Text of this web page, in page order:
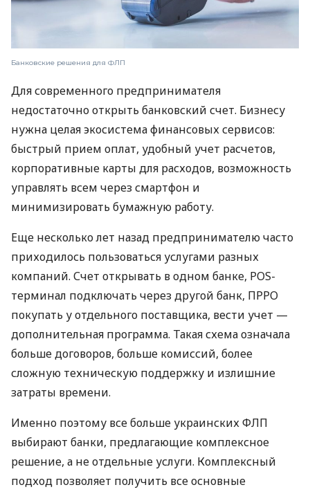
Банковские решения для ФЛП
Для современного предпринимателя
недостаточно открыть банковский счет. Бизнесу
нужна целая экосистема финансовых сервисов:
быстрый прием оплат, удобный учет расчетов,
корпоративные карты для расходов, возможность
управлять всем через смартфон и
минимизировать бумажную работу.
Еще несколько лет назад предпринимателю часто
приходилось пользоваться услугами разных
компаний. Счет открывать в одном банке, POS-
терминал подключать через другой банк, ПРРО
покупать у отдельного поставщика, вести учет —
дополнительная программа. Такая схема означала
больше договоров, больше комиссий, более
сложную техническую поддержку и излишние
затраты времени.
Именно поэтому все больше украинских ФЛП
выбирают банки, предлагающие комплексное
решение, а не отдельные услуги. Комплексный
подход позволяет получить все основные